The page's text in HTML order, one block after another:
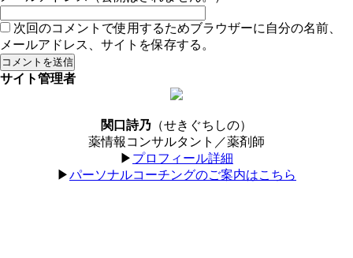
次回のコメントで使用するためブラウザーに自分の名前、
メールアドレス、サイトを保存する。
サイト管理者
関口詩乃 （せきぐちしの）
薬情報コンサルタント／薬剤師
▶︎ プロフィール詳細
▶︎パーソナルコーチングのご案内はこちら